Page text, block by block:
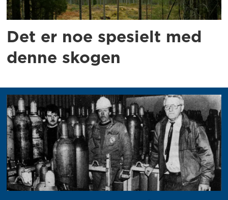
Det er noe spesielt med
denne skogen